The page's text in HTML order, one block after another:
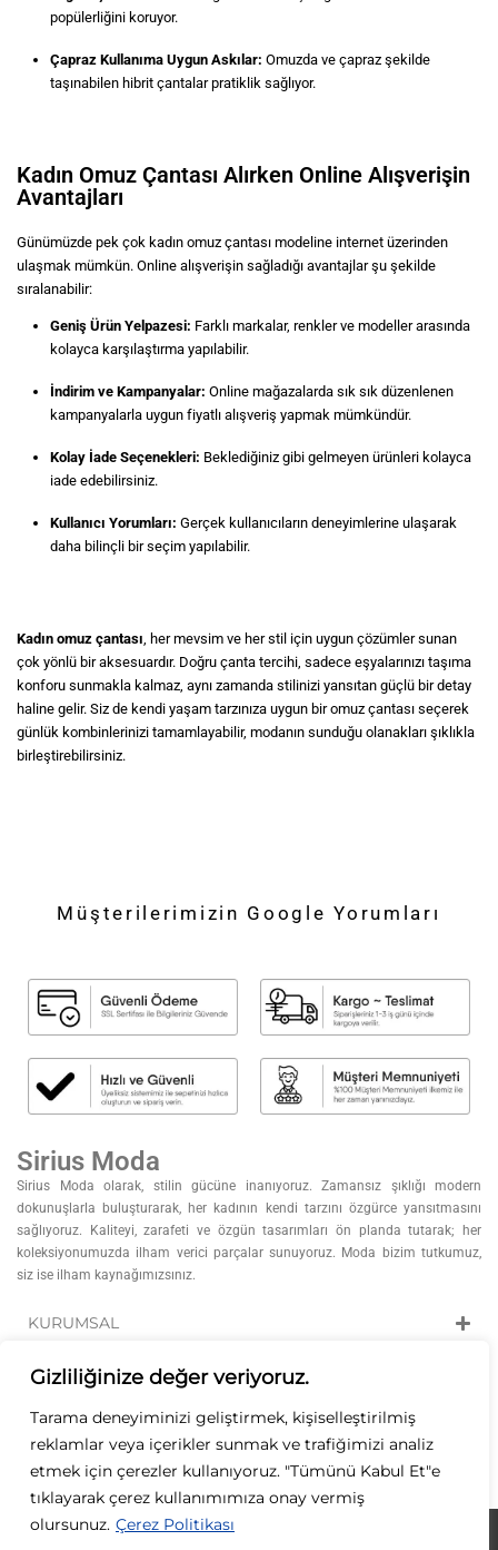
Gizliliğinize değer veriyoruz.
Tarama deneyiminizi geliştirmek, kişiselleştirilmiş
reklamlar veya içerikler sunmak ve trafiğimizi analiz
etmek için çerezler kullanıyoruz. "Tümünü Kabul Et"e
tıklayarak çerez kullanımımıza onay vermiş
olursunuz. Çerez Politikası
popülerliğini koruyor.
Çapraz Kullanıma Uygun Askılar: Omuzda ve çapraz şekilde
taşınabilen hibrit çantalar pratiklik sağlıyor.
Kadın Omuz Çantası Alırken Online Alışverişin
Avantajları
Günümüzde pek çok kadın omuz çantası modeline internet üzerinden
ulaşmak mümkün. Online alışverişin sağladığı avantajlar şu şekilde
sıralanabilir:
Geniş Ürün Yelpazesi: Farklı markalar, renkler ve modeller arasında
kolayca karşılaştırma yapılabilir.
İndirim ve Kampanyalar: Online mağazalarda sık sık düzenlenen
kampanyalarla uygun fiyatlı alışveriş yapmak mümkündür.
Kolay İade Seçenekleri: Beklediğiniz gibi gelmeyen ürünleri kolayca
iade edebilirsiniz.
Kullanıcı Yorumları: Gerçek kullanıcıların deneyimlerine ulaşarak
daha bilinçli bir seçim yapılabilir.
Kadın omuz çantası, her mevsim ve her stil için uygun çözümler sunan
çok yönlü bir aksesuardır. Doğru çanta tercihi, sadece eşyalarınızı taşıma
konforu sunmakla kalmaz, aynı zamanda stilinizi yansıtan güçlü bir detay
haline gelir. Siz de kendi yaşam tarzınıza uygun bir omuz çantası seçerek
günlük kombinlerinizi tamamlayabilir, modanın sunduğu olanakları şıklıkla
birleştirebilirsiniz.
Müşterilerimizin Google Yorumları
Sirius Moda
Sirius Moda olarak, stilin gücüne inanıyoruz. Zamansız şıklığı modern
dokunuşlarla buluşturarak, her kadının kendi tarzını özgürce yansıtmasını
sağlıyoruz. Kaliteyi, zarafeti ve özgün tasarımları ön planda tutarak; her
koleksiyonumuzda ilham verici parçalar sunuyoruz. Moda bizim tutkumuz,
siz ise ilham kaynağımızsınız.
KURUMSAL
KATEGORİLER
ÖZEL GÜNLER
İLETİŞİM